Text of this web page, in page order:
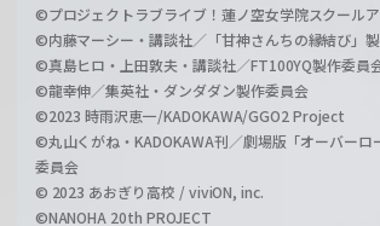
©プロジェクトラブライブ！蓮ノ空女学院スクール
©内藤マーシー・講談社／「甘神さんちの縁結び」
©真島ヒロ・上田敦夫・講談社／FT100YQ製作委員
©龍幸伸／集英社・ダンダダン製作委員会
©2023 時雨沢恵一/KADOKAWA/GGO2 Project
©丸山くがね・KADOKAWA刊／劇場版「オーバーロ
委員会
© 2023 あおぎり高校 / viviON, inc.
©NANOHA 20th PROJECT